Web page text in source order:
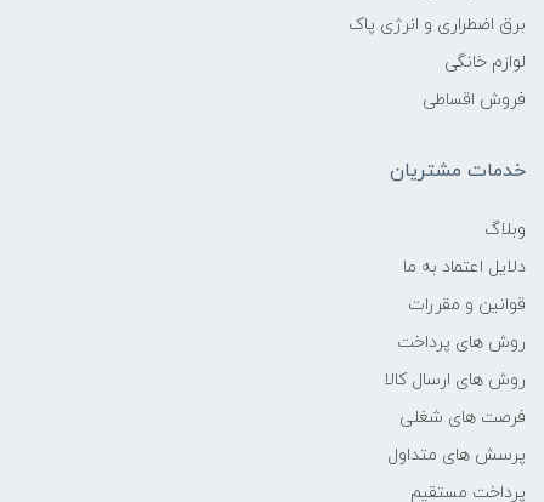
برق اضطراری و انرژی پاک
لوازم خانگی
فروش اقساطی
خدمات مشتریان
وبلاگ
دلایل اعتماد به ما
قوانین و مقررات
روش های پرداخت
روش های ارسال کالا
فرصت های شغلی
پرسش های متداول
پرداخت مستقیم